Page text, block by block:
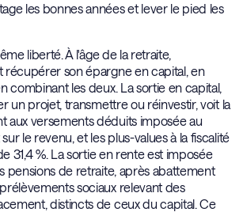
les bonnes années et lever le pied les
liberté. À l'âge de la retraite,
son épargne en capital, en
combinant les deux. La sortie en capital,
un projet, transmettre ou réinvestir, voit la
aux versements déduits imposée au
le revenu, et les plus-values à la fiscalité
31,4 %. La sortie en rente est imposée
pensions de retraite, après abattement
sociaux relevant des
distincts de ceux du capital. Ce